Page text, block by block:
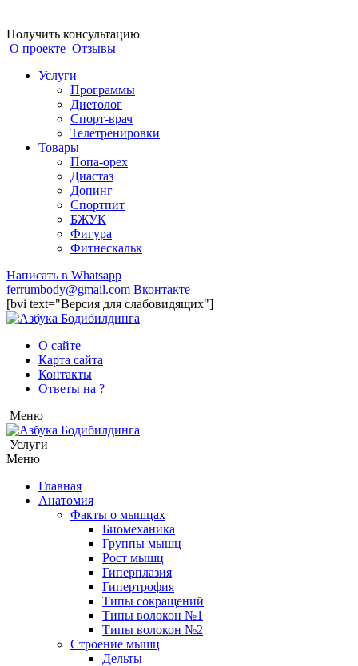
Получить консультацию
О проекте Отзывы
Услуги
Программы
Диетолог
Спорт-врач
Телетренировки
Товары
Попа-орех
Диастаз
Допинг
Спортпит
БЖУК
Фигура
Фитнескальк
Написать в Whatsapp
ferrumbody@gmail.com Вконтакте
[bvi text="Версия для слабовидящих"]
О сайте
Карта сайта
Контакты
Ответы на ?
Меню
Услуги
Меню
Главная
Анатомия
Факты о мышцах
Биомеханика
Группы мышц
Рост мышц
Гиперплазия
Гипертрофия
Типы сокращений
Типы волокон №1
Типы волокон №2
Строение мышц
Дельты